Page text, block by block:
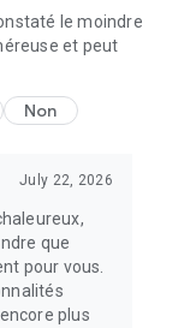
le moindre
et peut
Non
July 22, 2026
que
pour vous.
plus